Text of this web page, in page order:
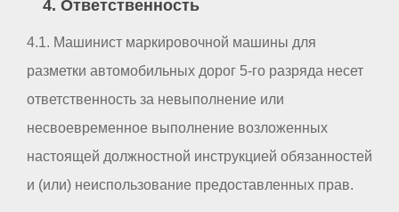
4. Ответственность
4.1. Машинист маркировочной машины для
разметки автомобильных дорог 5-го разряда несет
ответственность за невыполнение или
несвоевременное выполнение возложенных
настоящей должностной инструкцией обязанностей
и (или) неиспользование предоставленных прав.